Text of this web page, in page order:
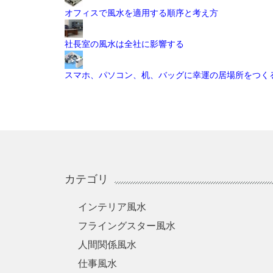
オフィスで風水を適用する順序と考え方
社長室の風水は全社に影響する
スマホ、パソコン、机、バッグに幸運の居場所をつく
カテゴリ
インテリア風水
フライングスター風水
人間関係風水
仕事風水